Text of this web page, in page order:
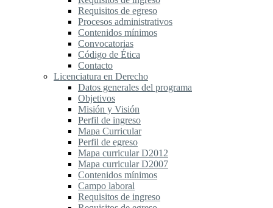
Requisitos de egreso
Procesos administrativos
Contenidos mínimos
Convocatorias
Código de Ética
Contacto
Licenciatura en Derecho
Datos generales del programa
Objetivos
Misión y Visión
Perfil de ingreso
Mapa Curricular
Perfil de egreso
Mapa curricular D2012
Mapa curricular D2007
Contenidos mínimos
Campo laboral
Requisitos de ingreso